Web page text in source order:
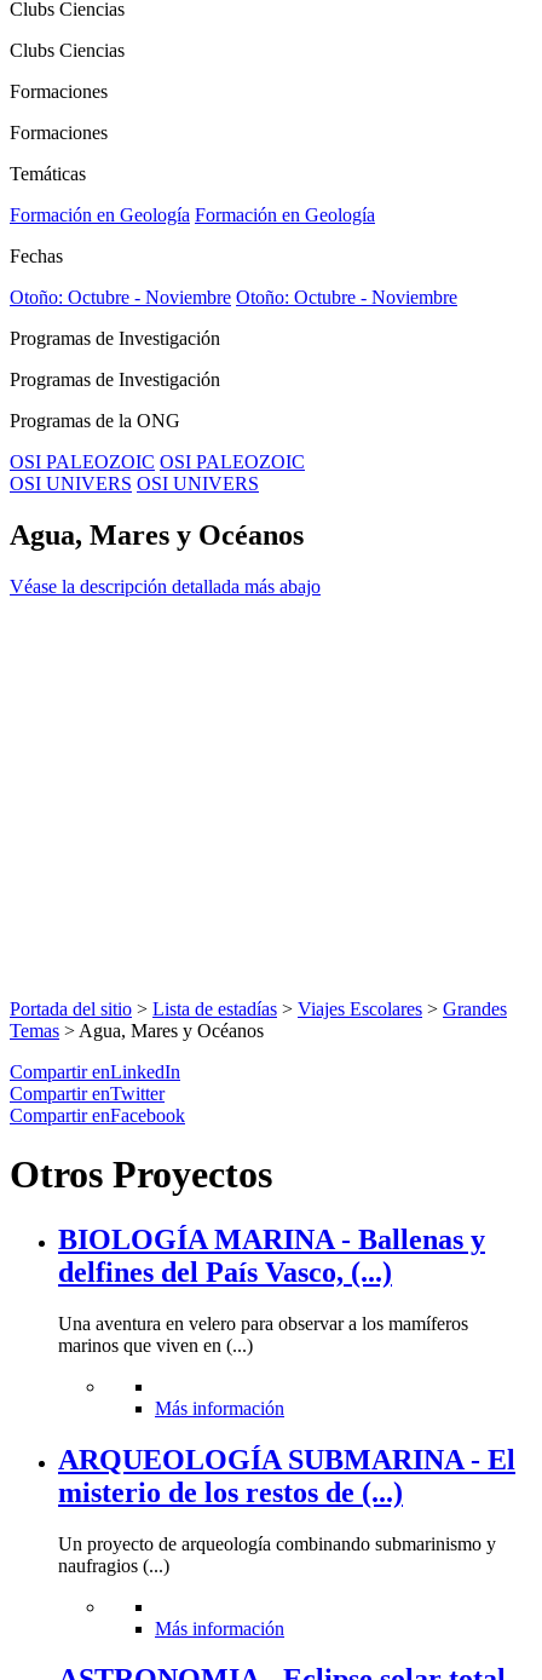
Clubs Ciencias
Clubs Ciencias
Formaciones
Formaciones
Temáticas
Formación en Geología Formación en Geología
Fechas
Otoño: Octubre - Noviembre Otoño: Octubre - Noviembre
Programas de Investigación
Programas de Investigación
Programas de la ONG
OSI PALEOZOIC OSI PALEOZOIC
OSI UNIVERS OSI UNIVERS
Agua, Mares y Océanos
Véase la descripción detallada más abajo
Portada del sitio > Lista de estadías > Viajes Escolares > Grandes
Temas > Agua, Mares y Océanos
Compartir enLinkedIn
Compartir enTwitter
Compartir enFacebook
Otros Proyectos
BIOLOGÍA MARINA - Ballenas y
delfines del País Vasco, (...)
Una aventura en velero para observar a los mamíferos
marinos que viven en (...)
Más información
ARQUEOLOGÍA SUBMARINA - El
misterio de los restos de (...)
Un proyecto de arqueología combinando submarinismo y
naufragios (...)
Más información